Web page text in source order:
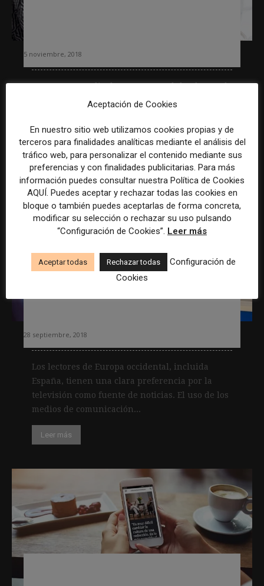
5 noviembre, 2018
Un nuevo estudio de Pew Research ha detectado
que las personas menores de 30 años de ocho
tienen...
Leer más
como fuente de noticias, según un
28 septiembre, 2018
Los lectores de Europa occidental, incluida
España, tienen una clara preferencia por la
televisión como fuente de noticias. El uso de los
medios de comunicación...
Leer más
Aceptación de Cookies
En nuestro sitio web utilizamos cookies propias y de
terceros para finalidades analíticas mediante el análisis del
tráfico web, para personalizar el contenido mediante sus
preferencias y con finalidades publicitarias. Para más
información puedes consultar nuestra Política de Cookies
AQUÍ. Puedes aceptar y rechazar todas las cookies en
bloque o también puedes aceptarlas de forma concreta,
modificar su selección o rechazar su uso pulsando
“Configuración de Cookies”. Leer más
Aceptar todas Rechazar todas
Configuración de
Cookies